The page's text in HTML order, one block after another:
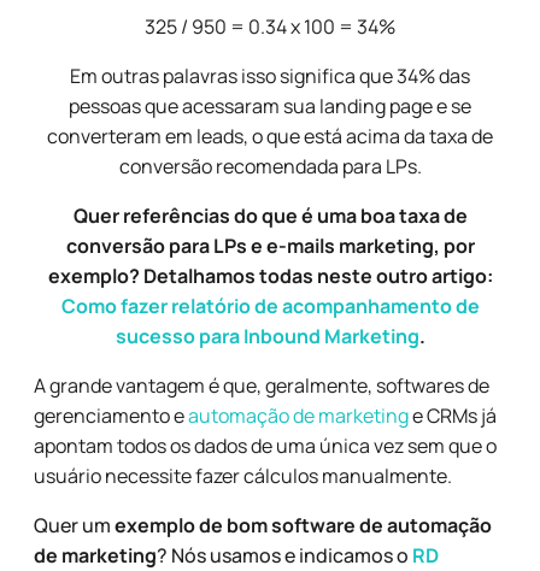
325 / 950 = 0.34 x 100 = 34%
Em outras palavras isso significa que 34% das
pessoas que acessaram sua landing page e se
converteram em leads, o que está acima da taxa de
conversão recomendada para LPs.
Quer referências do que é uma boa taxa de
conversão para LPs e e-mails marketing, por
exemplo? Detalhamos todas neste outro artigo:
Como fazer relatório de acompanhamento de
sucesso para Inbound Marketing.
A grande vantagem é que, geralmente, softwares de
gerenciamento eautomação de marketinge CRMs já
apontam todos os dados de uma única vez sem que o
usuário necessite fazer cálculos manualmente.
Quer umexemplo de bom software de automação
de marketing? Nós usamos e indicamos o RD